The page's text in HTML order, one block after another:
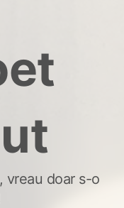
vreau doar s-o